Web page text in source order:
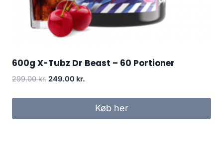
600g X-Tubz Dr Beast – 60 Portioner
299.00kr. Original
249.00 kr.
249.00 kr..
Køb her